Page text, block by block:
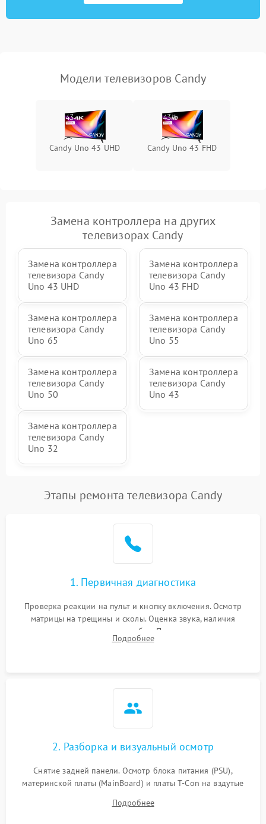
Модели телевизоров Candy
Candy Uno 43 UHD Candy Uno 43 FHD
Замена контроллера на других
телевизорах Candy
Замена контроллера
телевизора Candy
Uno 43 UHD
Замена контроллера
телевизора Candy
Uno 43 FHD
Замена контроллера
телевизора Candy
Uno 65
Замена контроллера
телевизора Candy
Uno 55
Замена контроллера
телевизора Candy
Uno 50
Замена контроллера
телевизора Candy
Uno 43
Замена контроллера
телевизора Candy
Uno 32
Этапы ремонта телевизора Candy
1. Первичная диагностика
Проверка реакции на пульт и кнопку включения. Осмотр
матрицы на трещины и сколы. Оценка звука, наличия
подсветки и индикаторов ошибок. Подключение тестовых
источников сигнала для выявления симптомов поломки.
Подробнее
2. Разборка и визуальный осмотр
Снятие задней панели. Осмотр блока питания (PSU),
материнской платы (MainBoard) и платы T-Con на вздутые
Проверка надежности фиксации и целостности шлейфов.
Подробнее